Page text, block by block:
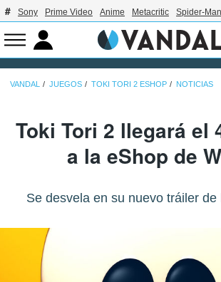
Sony Prime Video Anime Metacritic Spider-Man
VANDAL JUEGOS TOKI TORI 2 ESHOP NOTICIAS
Toki Tori 2 llegará el
a la eShop de
Se desvela en su nuevo tráiler de